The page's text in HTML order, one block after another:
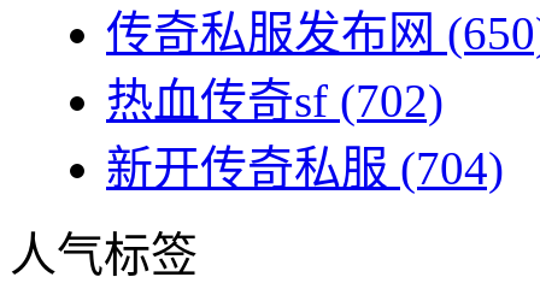
传奇私服发布网
热血传奇sf (702)
新开传奇私服 (704)
人气标签